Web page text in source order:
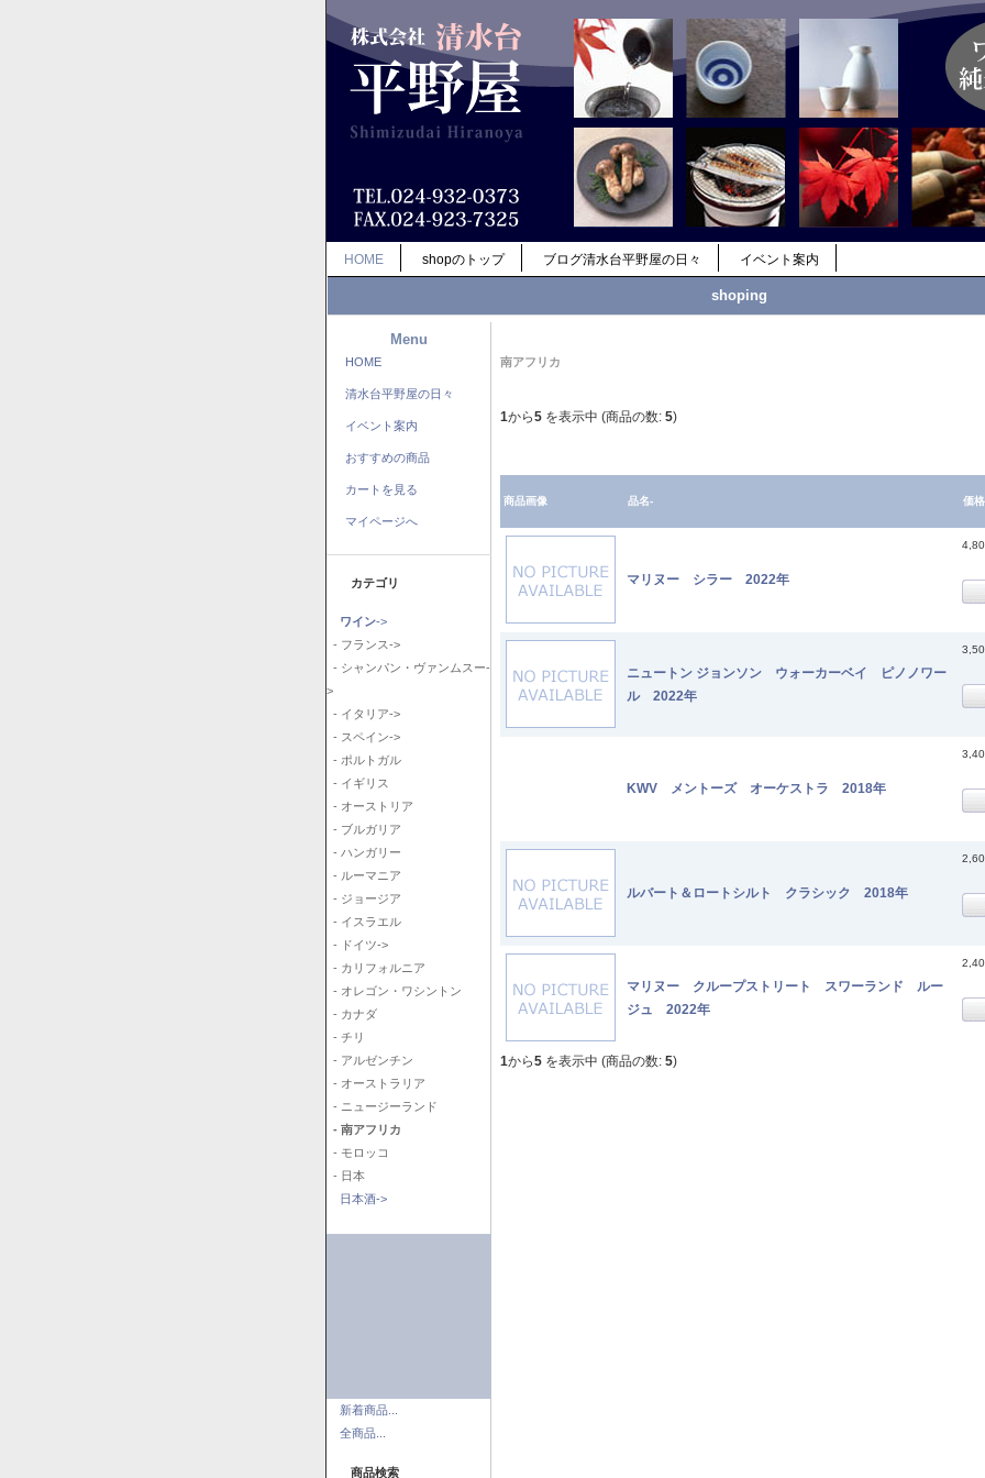
HOME shopのトップ ブログ清水台平野屋の日々 イベント案内
shoping
Menu
HOME
清水台平野屋の日々
イベント案内
おすすめの商品
カートを見る
マイページへ
カテゴリ
ワイン->
- フランス->
- シャンパン・ヴァンムスー-
>
- イタリア->
- スペイン->
- ポルトガル
- イギリス
- オーストリア
- ブルガリア
- ハンガリー
- ルーマニア
- ジョージア
- イスラエル
- ドイツ->
- カリフォルニア
- オレゴン・ワシントン
- カナダ
- チリ
- アルゼンチン
- オーストラリア
- ニュージーランド
- 南アフリカ
- モロッコ
- 日本
日本酒->
新着商品...
全商品...
商品検索
南アフリカ
1から5 を表示中 (商品の数: 5)
商品画像 品名- 価格
マリヌー シラー 2022年
ニュートン ジョンソン ウォーカーベイ ピノノワー
ル 2022年
KWV メントーズ オーケストラ 2018年
ルバート＆ロートシルト クラシック 2018年
マリヌー クループストリート スワーランド ルー
ジュ 2022年
1から5 を表示中 (商品の数: 5)